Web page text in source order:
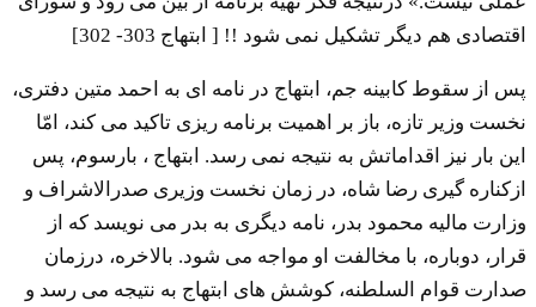
اقتصادی هم دیگر تشکیل نمی شود !! [ ابتهاج 303- 302]
پس از سقوط کابینه جم، ابتهاج در نامه ای به احمد متین دفتری،
نخست وزیر تازه، باز بر اهمیت برنامه ریزی تاکید می کند، امّا
این بار نیز اقداماتش به نتیجه نمی رسد. ابتهاج ، بارسوم، پس
ازکناره گیری رضا شاه، در زمان نخست وزیری صدرالاشراف و
وزارت مالیه محمود بدر، نامه دیگری به بدر می نویسد که از
قرار، دوباره، با مخالفت او مواجه می شود. بالاخره، درزمان
صدارت قوام السلطنه، کوشش های ابتهاج به نتیجه می رسد و